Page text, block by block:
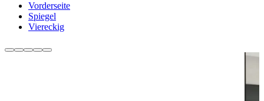
Vorderseite
Spiegel
Viereckig